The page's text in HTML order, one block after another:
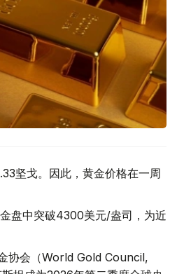
坚戈。因此，黄金价格在一周
盘中突破4300美元/盎司，为近
协会（World Gold Council,